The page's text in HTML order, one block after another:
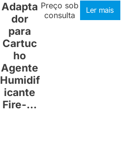
Adapta
dor
para
Cartuc
ho
Agente
Humidif
icante
Fire-...
Preço sob
consulta
Ler mais